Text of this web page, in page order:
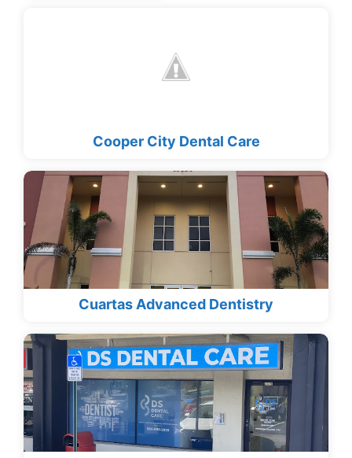
Cooper City Dental Care
Cuartas Advanced Dentistry